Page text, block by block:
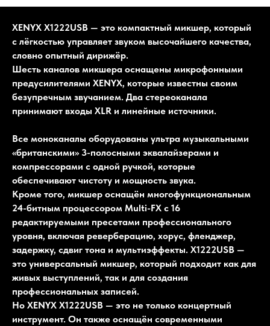
XENYX X1222USB — это компактный микшер, который
с лёгкостью управляет звуком высочайшего качества,
словно опытный дирижёр.
Шесть каналов микшера оснащены микрофонными
предусилителями XENYX, которые известны своим
безупречным звучанием. Два стереоканала
принимают входы XLR и линейные источники.
Все моноканалы оборудованы ультра музыкальными
«британскими» 3-полосными эквалайзерами и
компрессорами с одной ручкой, которые
обеспечивают чистоту и мощность звука.
Кроме того, микшер оснащён многофункциональным
24-битным процессором Multi-FX с 16
редактируемыми пресетами профессионального
уровня, включая реверберацию, хорус, фленджер,
задержку, сдвиг тона и мультиэффекты. X1222USB —
это универсальный микшер, который подходит как для
живых выступлений, так и для создания
профессиональных записей.
Но XENYX X1222USB — это не только концертный
инструмент. Он также оснащён современными